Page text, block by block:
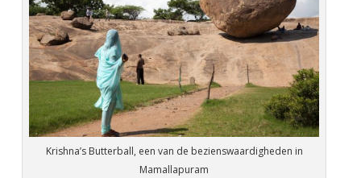
Krishna’s Butterball, een van de bezienswaardigheden in
Mamallapuram